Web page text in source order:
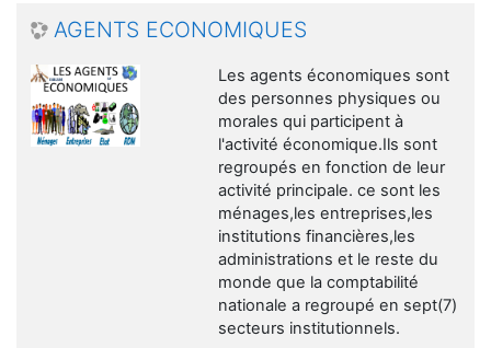
AGENTS ECONOMIQUES
Les agents économiques sont
des personnes physiques ou
morales qui participent à
l'activité économique.Ils sont
regroupés en fonction de leur
activité principale. ce sont les
ménages,les entreprises,les
institutions financières,les
administrations et le reste du
monde que la comptabilité
nationale a regroupé en sept(7)
secteurs institutionnels.